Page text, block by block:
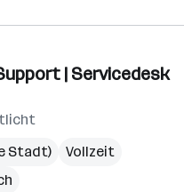
| Servicedesk
Stadt)
Vollzeit